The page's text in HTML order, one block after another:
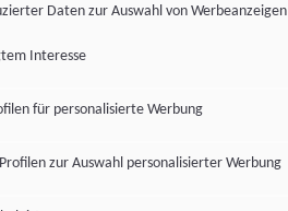
Daten zur Auswahl von Werbeanzeigen
Interesse
für personalisierte Werbung
zur Auswahl personalisierter Werbung